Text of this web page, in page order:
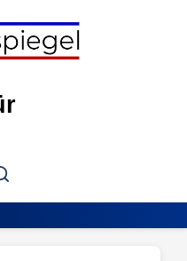
Search